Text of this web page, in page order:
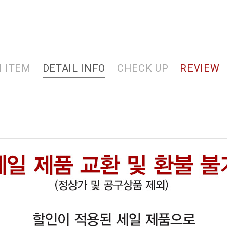
ITEM DETAIL INFO CHECK UP REVIEW